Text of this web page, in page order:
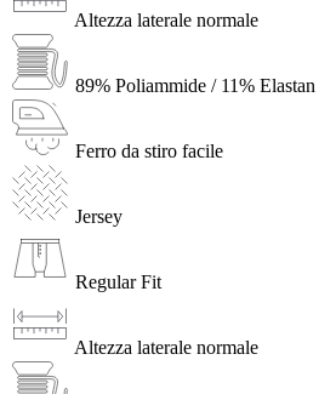
Altezza laterale normale
89% Poliammide / 11% Elastan
Ferro da stiro facile
Jersey
Regular Fit
Altezza laterale normale